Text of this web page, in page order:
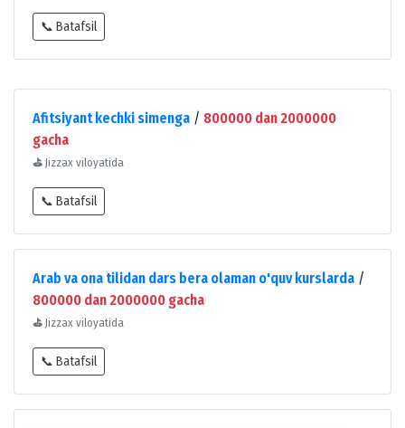
📞 Batafsil
Afitsiyant kechki simenga / 800000 dan 2000000
gacha
⛳ Jizzax viloyatida
📞 Batafsil
Arab va ona tilidan dars bera olaman o'quv kurslarda /
800000 dan 2000000 gacha
⛳ Jizzax viloyatida
📞 Batafsil